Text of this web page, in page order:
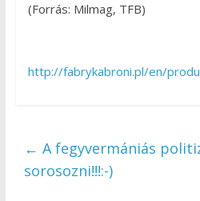
(Forrás: Milmag, TFB)
http://fabrykabroni.pl/en/
← A fegyvermániás
sorosozni!!!:-)